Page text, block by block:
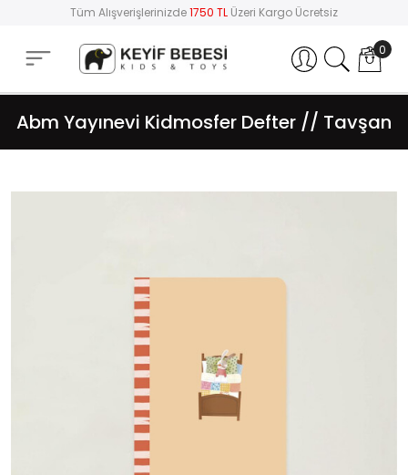
Tüm Alışverişlerinizde1750 TL Üzeri Kargo Ücretsiz
Hesabım 0
Abm Yayınevi Kidmosfer Defter // Tavşan